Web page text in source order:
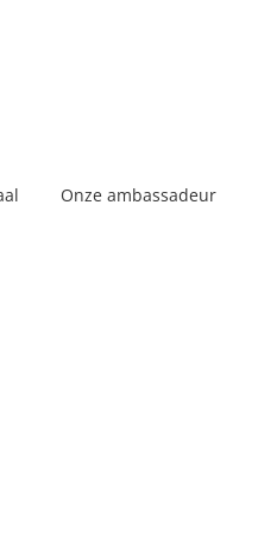
Onze ambassadeur